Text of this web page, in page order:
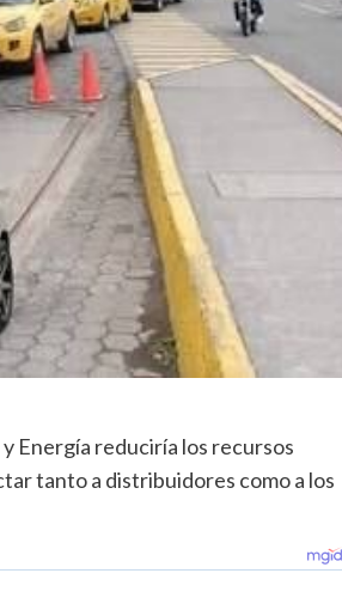
Energía reduciría los recursos
tanto a distribuidores como a los